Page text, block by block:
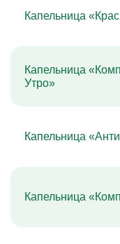
Капельница
Капельница
Утро»
Капельница
Капельница